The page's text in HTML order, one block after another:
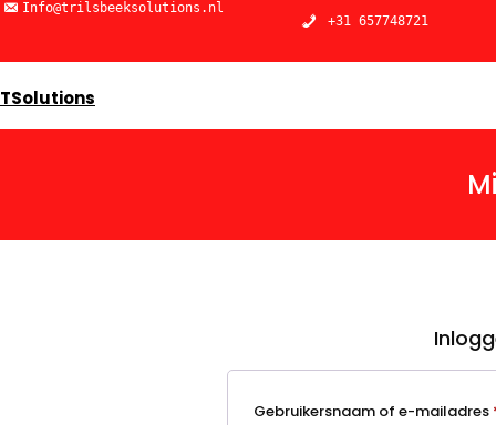
Ga
inhoud
Info@trilsbeeksolutions.nl
+31 657748721
TSolutions
Gebruikersnaam of e-mailadres